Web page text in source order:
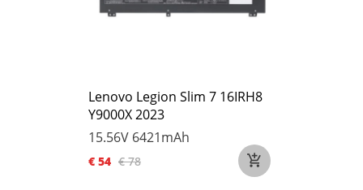
Lenovo Legion Slim 7 16IRH8
Y9000X 2023
15.56V 6421mAh
€ 54 € 78